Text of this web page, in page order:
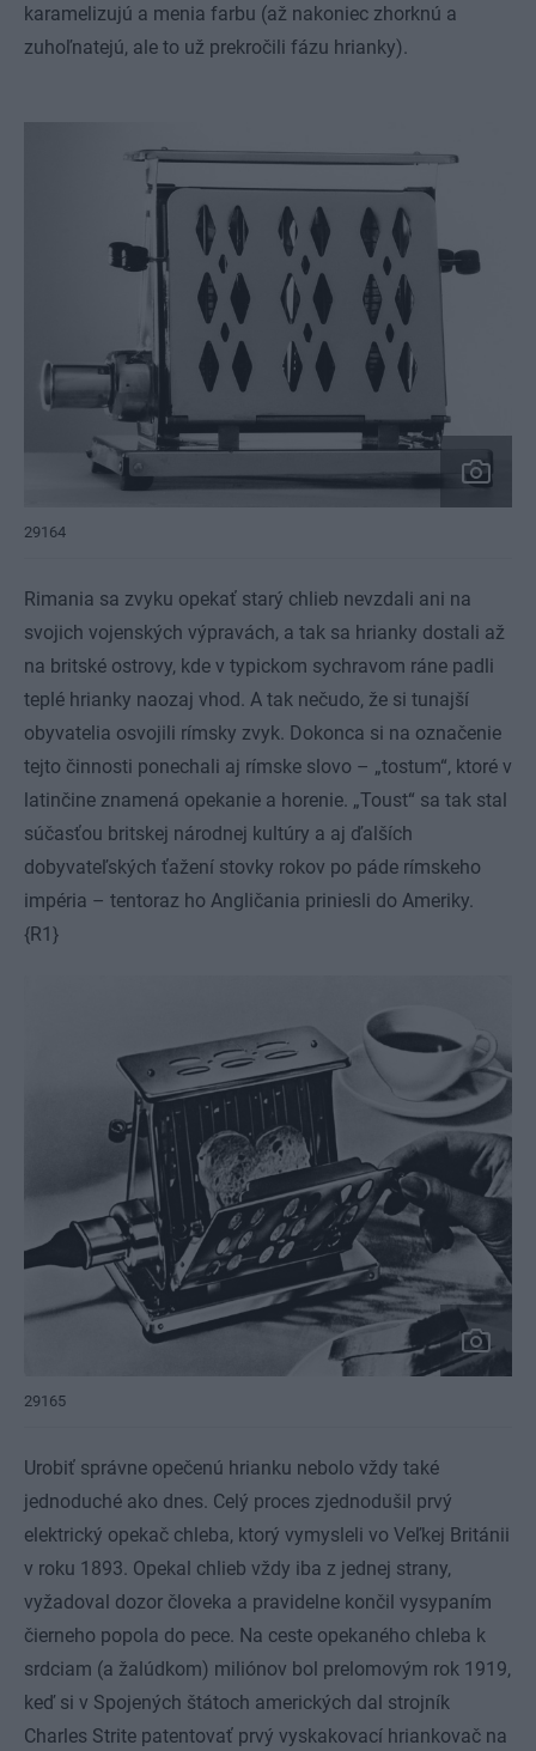
karamelizujú a menia farbu (až nakoniec zhorknú a
zuhoľnatejú, ale to už prekročili fázu hrianky).
29164
Rimania sa zvyku opekať starý chlieb nevzdali ani na
svojich vojenských výpravách, a tak sa hrianky dostali až
na britské ostrovy, kde v typickom sychravom ráne padli
teplé hrianky naozaj vhod. A tak nečudo, že si tunajší
obyvatelia osvojili rímsky zvyk. Dokonca si na označenie
tejto činnosti ponechali aj rímske slovo – „tostum“, ktoré v
latinčine znamená opekanie a horenie. „Toust“ sa tak stal
súčasťou britskej národnej kultúry a aj ďalších
dobyvateľských ťažení stovky rokov po páde rímskeho
impéria – tentoraz ho Angličania priniesli do Ameriky.
{R1}
29165
Urobiť správne opečenú hrianku nebolo vždy také
jednoduché ako dnes. Celý proces zjednodušil prvý
elektrický opekač chleba, ktorý vymysleli vo Veľkej Británii
v roku 1893. Opekal chlieb vždy iba z jednej strany,
vyžadoval dozor človeka a pravidelne končil vysypaním
čierneho popola do pece. Na ceste opekaného chleba k
srdciam (a žalúdkom) miliónov bol prelomovým rok 1919,
keď si v Spojených štátoch amerických dal strojník
Charles Strite patentovať prvý vyskakovací hriankovač na